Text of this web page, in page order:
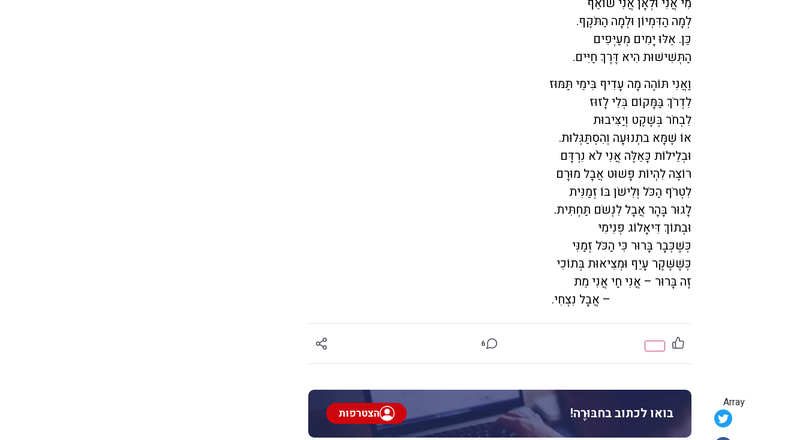
Array
לְמָה הַדִּמְיוֹן וּלְמָה הַתֹּקֶף.
כֵּן. אֵלּוּ יָמִים מְעַיְּפִים
הַתְּשִׁישׁוּת הִיא דֶּרֶךְ חַיִּים.
וַאֲנִי תּוֹהֶה מָה עָדִיף בִּימֵי תַּמּוּז
לִדְרֹךְ בַּמָּקוֹם בְּלִי לָזוּז
לִבְחֹר בְּשֶׁקֶט וְיַצִּיבוּת
אוֹ שֶׁמָּא בתְנוּעָה וְהִסְתַּגְּלוּת.
וּבְלֵילוֹת כָּאֵלֶּה אֲנִי לֹא נִרְדָּם
רוֹצֶה לִהְיוֹת פָּשׁוּט אֲבָל מוּרָם
לִטְרֹף הַכֹּל וְלִישֹׁן בּוֹ זְמַנִּית
לָגוּר בָּהָר אֲבָל לִנְשֹׁם תַּחְתִּית.
וּבְתוֹךְ דִּיאָלוֹג פְּנִימִי
כְּשֶׁכְּבָר בָּרוּר כִּי הַכֹּל זְמַנִּי
כְּשֶׁשֶּׁקֶר עָיֵף וּמְצִיאוּת בְּתוֹכִי
זֶה בָּרוּר – אֲנִי חַי אֲנִי מֵת
– אֲבָל נִצְחִי.
6
בואו לכתוב בחבּוּרֶה! הצטרפות